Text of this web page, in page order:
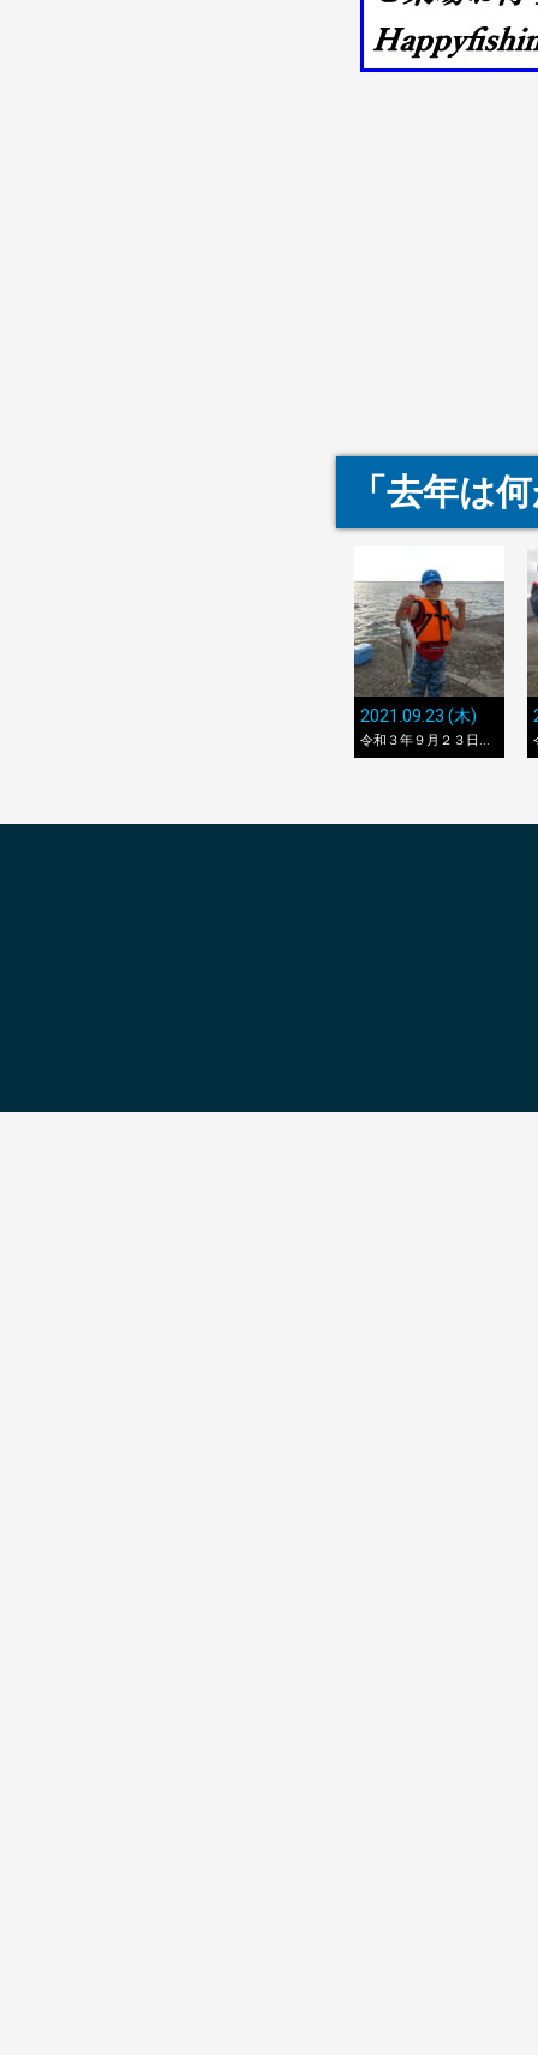
「去年は
2021.09.23 (木)
令和３年９月２３日...